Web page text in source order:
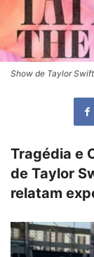
Show de Taylor Swift
Tragédia e
de Taylor
relatam